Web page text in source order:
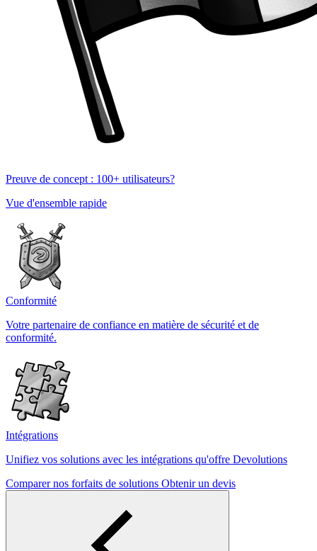
Preuve de concept : 100+ utilisateurs?
Vue d'ensemble rapide
Conformité
Votre partenaire de confiance en matière de sécurité et de
conformité.
Intégrations
Unifiez vos solutions avec les intégrations qu'offre Devolutions
Comparer nos forfaits de solutions Obtenir un devis